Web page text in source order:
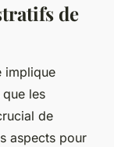
de
implique
les
de
aspects pour